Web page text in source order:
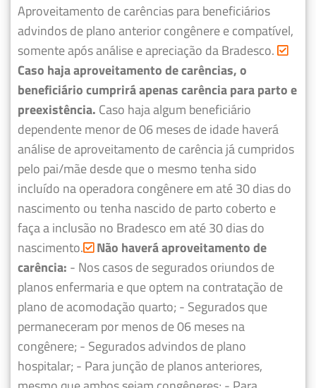
Aproveitamento de carências para beneficiários
advindos de plano anterior congênere e compatível,
somente após análise e apreciação da Bradesco.
Caso haja aproveitamento de carências, o
beneficiário cumprirá apenas carência para parto e
preexistência. Caso haja algum beneficiário
dependente menor de 06 meses de idade haverá
análise de aproveitamento de carência já cumpridos
pelo pai/mãe desde que o mesmo tenha sido
incluído na operadora congênere em até 30 dias do
nascimento ou tenha nascido de parto coberto e
faça a inclusão no Bradesco em até 30 dias do
nascimento. Não haverá aproveitamento de
carência: - Nos casos de segurados oriundos de
planos enfermaria e que optem na contratação de
plano de acomodação quarto; - Segurados que
permaneceram por menos de 06 meses na
congênere; - Segurados advindos de plano
hospitalar; - Para junção de planos anteriores,